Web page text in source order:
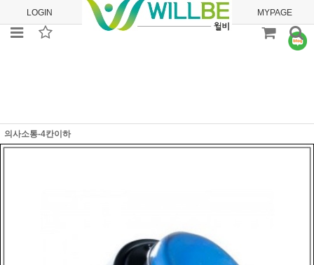
LOGIN JOIN ORDER MYPAGE
의사소통-4칸이하